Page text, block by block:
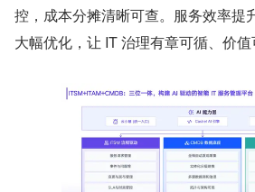
控，成本分摊清晰可查。服务效率提
大幅优化，让 IT 治理有章可循、价值